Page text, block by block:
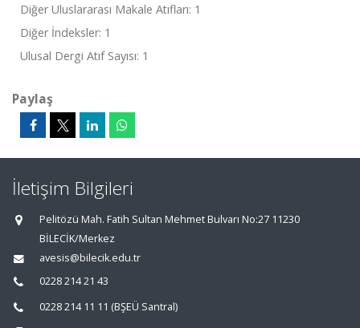
Diğer Uluslararası Makale Atıfları: 1
Diğer İndeksler: 1
Ulusal Dergi Atıf Sayısı: 1
Paylaş
İletişim Bilgileri
Pelitözü Mah. Fatih Sultan Mehmet Bulvarı No:27 11230
BİLECİK/Merkez
avesis@bilecik.edu.tr
0228 214 21 43
0228 214 11 11 (BŞEÜ Santral)